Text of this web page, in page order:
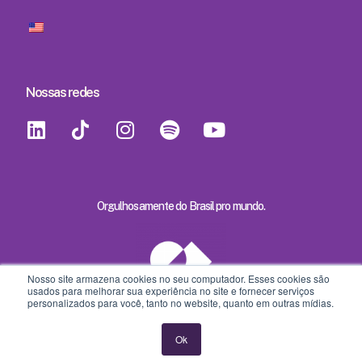
Nosso site armazena cookies no seu computador. Esses cookies são
usados ​​para melhorar sua experiência no site e fornecer serviços
personalizados para você, tanto no website, quanto em outras mídias.
Ok
Nossas redes
Orgulhosamente do Brasil pro mundo.